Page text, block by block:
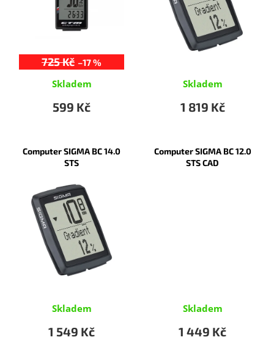
725 Kč –17 %
Skladem
599 Kč
Skladem
1 819 Kč
Computer SIGMA BC 14.0
STS
Skladem
1 549 Kč
Computer SIGMA BC 12.0
STS CAD
Skladem
1 449 Kč